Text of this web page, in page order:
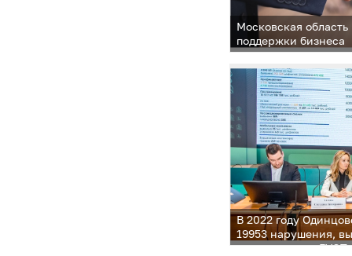
Московская
поддержки бизнеса
В 2022 году
19953 нарушения,
сотрудниками ГУСТ